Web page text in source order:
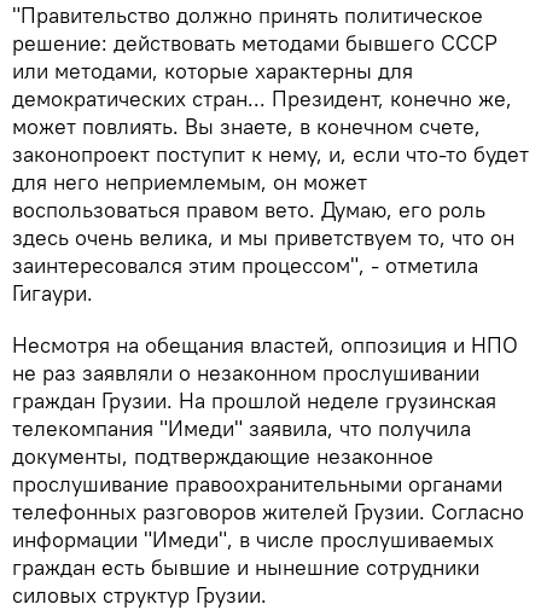
"Правительство должно принять политическое
решение: действовать методами бывшего СССР
или методами, которые характерны для
демократических стран... Президент, конечно же,
может повлиять. Вы знаете, в конечном счете,
законопроект поступит к нему, и, если что-то будет
для него неприемлемым, он может
воспользоваться правом вето. Думаю, его роль
здесь очень велика, и мы приветствуем то, что он
заинтересовался этим процессом", - отметила
Гигаури.
Несмотря на обещания властей, оппозиция и НПО
не раз заявляли о незаконном прослушивании
граждан Грузии. На прошлой неделе грузинская
телекомпания "Имеди" заявила, что получила
документы, подтверждающие незаконное
прослушивание правоохранительными органами
телефонных разговоров жителей Грузии. Согласно
информации "Имеди", в числе прослушиваемых
граждан есть бывшие и нынешние сотрудники
силовых структур Грузии.